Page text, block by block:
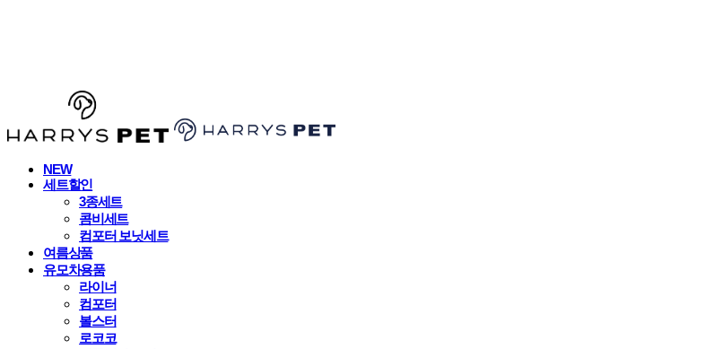
NEW
세트할인
3종세트
콤비세트
컴포터 보닛세트
여름상품
유모차용품
라이너
컴포터
볼스터
로코코